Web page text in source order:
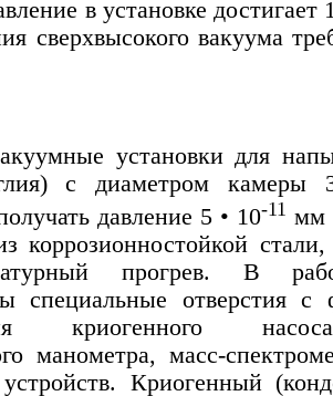
в установке достигает
сверхвысокого вакуума
установки для
с диаметром
давление 5 • 10-11 мм
коррозионностойкой
прогрев. В
специальные отверстия с
криогенного
манометра, масс-
Криогенный